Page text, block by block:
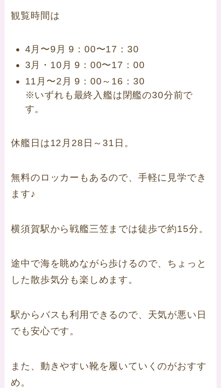
観覧時間は
4月〜9月 9：00〜17：30
3月・10月 9：00〜17：00
11月〜2月 9：00～16：30
※いずれも最終入艦は閉艦の30分前で
す。
休艦日は12月28日～31日。
無料のロッカーもあるので、手軽に見学でき
ます♪
横須賀駅から戦艦三笠までは徒歩で約15分。
途中で海を眺めながら歩けるので、ちょっと
した散歩気分も楽しめます。
駅からバスも利用できるので、天気が悪い日
でも安心です。
また、動きやすい靴を履いていくのがおすす
め。